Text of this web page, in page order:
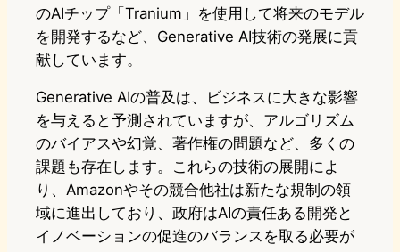
のAIチップ「Tranium」を使用して将来のモデル
を開発するなど、Generative AI技術の発展に貢
献しています。
Generative AIの普及は、ビジネスに大きな影響
を与えると予測されていますが、アルゴリズム
のバイアスや幻覚、著作権の問題など、多くの
課題も存在します。これらの技術の展開によ
り、Amazonやその競合他社は新たな規制の領
域に進出しており、政府はAIの責任ある開発と
イノベーションの促進のバランスを取る必要が